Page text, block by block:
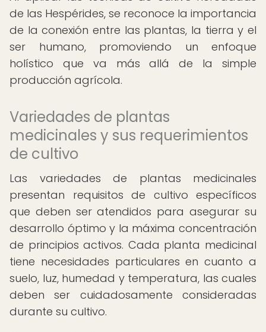
de las Hespérides, se reconoce la importancia
de la conexión entre las plantas, la tierra y el
ser humano, promoviendo un enfoque
holístico que va más allá de la simple
producción agrícola.
Variedades de plantas
medicinales y sus requerimientos
de cultivo
Las variedades de plantas medicinales
presentan requisitos de cultivo específicos
que deben ser atendidos para asegurar su
desarrollo óptimo y la máxima concentración
de principios activos. Cada planta medicinal
tiene necesidades particulares en cuanto a
suelo, luz, humedad y temperatura, las cuales
deben ser cuidadosamente consideradas
durante su cultivo.